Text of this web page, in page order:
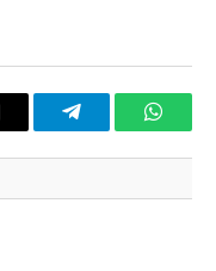
Telegram